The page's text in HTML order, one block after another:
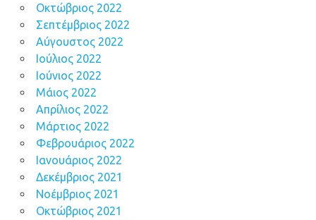
Οκτώβριος 2022
Σεπτέμβριος 2022
Αύγουστος 2022
Ιούλιος 2022
Ιούνιος 2022
Μάιος 2022
Απρίλιος 2022
Μάρτιος 2022
Φεβρουάριος 2022
Ιανουάριος 2022
Δεκέμβριος 2021
Νοέμβριος 2021
Οκτώβριος 2021